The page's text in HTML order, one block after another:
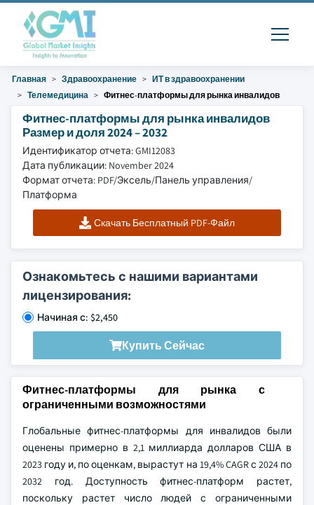
Главная Здравоохранение
ИТ в здравоохранении
Телемедицина
Фитнес-платформы для рынка инвалидов
Фитнес-платформы для рынка инвалидов
Размер и доля 2024 – 2032
Идентификатор отчета: GMI12083
Дата публикации: November 2024
Формат отчета: PDF/Эксель/Панель управления/
Платформа
Скачать Бесплатный PDF-Файл
Ознакомьтесь с нашими вариантами
лицензирования:
Начиная с: $2,450
Купить Сейчас
Фитнес-платформы для рынка с
ограниченными возможностями
Глобальные фитнес-платформы для инвалидов были
оценены примерно в 2,1 миллиарда долларов США в
2023 году и, по оценкам, вырастут на 19,4% CAGR с 2024 по
2032 год. Доступность фитнес-платформ растет,
поскольку растет число людей с ограниченными